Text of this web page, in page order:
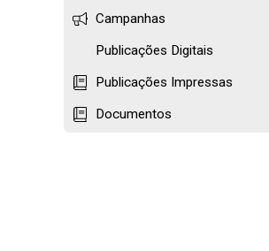
Campanhas
Publicações Digitais
Publicações Impressas
Documentos